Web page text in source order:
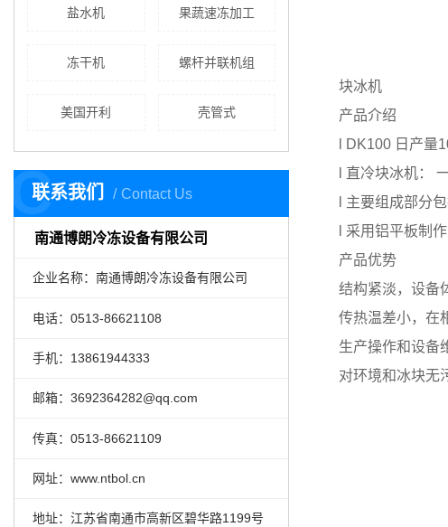
盐水机 果蔬速冻加工
冻干机 螺杆并联机组
美国开利 壳管式
联系我们 Contact Us
C
南通博朗冷冻设备有限公司
企业名称：南通博朗冷冻设备有限公司
电话：0513-86621108
手机： 13861944333
邮箱：3692364282@qq.com
传真：0513-86621109
网址：www.ntbol.cn
地址：江苏省南通市高新区碧华路1199号
块冰机
产品介绍
l DK100 日产量
l 直冷块冰机：
l 主要组成部分
l 采用铝平板制
产品优势
结构紧淡，设备
传热温差小，在
生产操作和设备
对环境和冰块无